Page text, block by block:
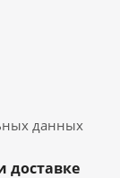
данных
доставке